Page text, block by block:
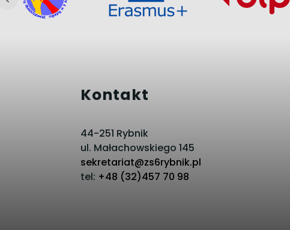
Kontakt
44-251 Rybnik
ul. Małachowskiego 145
sekretariat@zs6rybnik.pl
tel: +48 (32)457 70 98